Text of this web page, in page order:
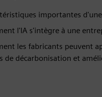
importantes
l'IA s'intègre à une
les fabricants peuvent
de décarbonisation et